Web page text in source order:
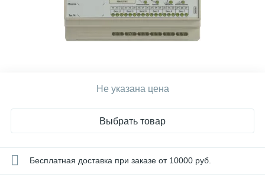
Не указана цена
Выбрать товар
Бесплатная доставка при заказе от 10000 руб.